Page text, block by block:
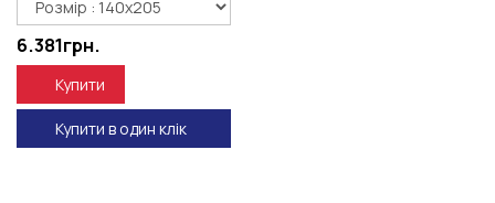
6.381грн.
Купити
Купити в один клік